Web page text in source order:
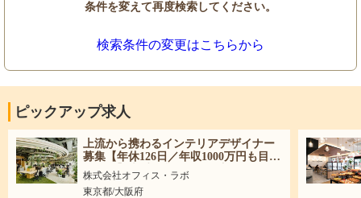
条件を変えて再度検索してください。
検索条件の変更はこちらから
ピックアップ求人
上流から携わるインテリアデザイナー
募集【年休126日／年収1000万円も目指
せる！】大手企業の「働き方」をデザ
インする！
株式会社オフィス・ラボ
東京都/大阪府